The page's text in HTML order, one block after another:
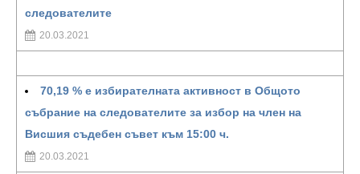
следователите
20.03.2021
70,19 % е избирателната активност в Общото
събрание на следователите за избор на член на
Висшия съдебен съвет към 15:00 ч.
20.03.2021